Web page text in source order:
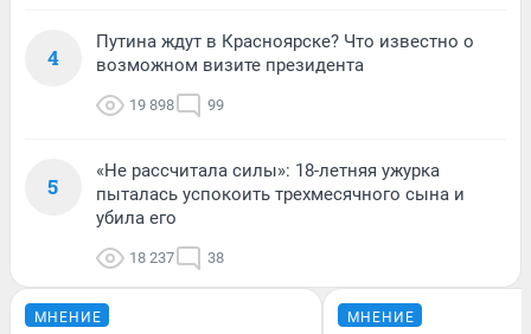
4
Путина ждут в Красноярске? Что известно о
возможном визите президента
19 898 99
5
«Не рассчитала силы»: 18-летняя ужурка
пыталась успокоить трехмесячного сына и
убила его
18 237 38
МНЕНИЕ МНЕНИЕ